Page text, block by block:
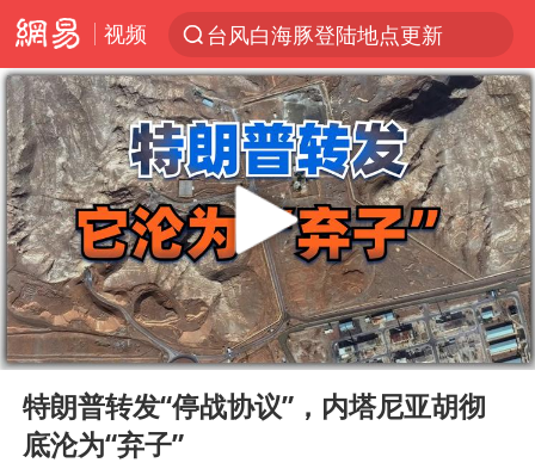
视频
台风白海豚登陆地点更新
以“新”破局 首发经济点亮城市消费活力
看守所辅警收受10万获刑1年
台风白海豚进入48小时警戒线
陈熠被张本美和连扳三局逆转
李亚鹏向地铁吐血女孩捐99999元
多地要求领导干部带头休假
感觉全东北都在等7号
Play
00:00 05:30
特朗普转发“停战协议”，内塔尼亚胡彻
底沦为“弃子”